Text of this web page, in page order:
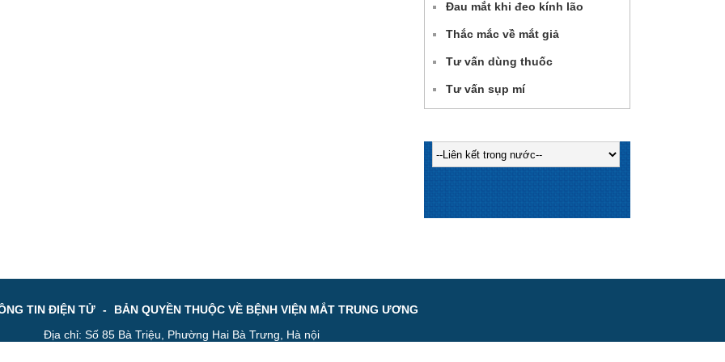
Đau mắt khi đeo kính lão
Thắc mắc về mắt giả
Tư vấn dùng thuốc
Tư vấn sụp mí
TIN ĐIỆN TỬ -
BẢN QUYỀN THUỘC VỀ BỆNH VIỆN MẮT TRUNG ƯƠNG
Địa chỉ: Số 85 Bà Triệu, Phường Hai Bà Trưng, Hà nội